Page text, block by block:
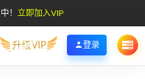
！ 立即加入VIP
升级VIP 登录